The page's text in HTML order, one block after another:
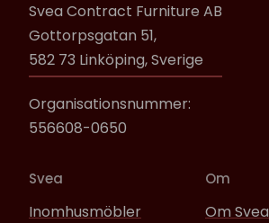
Svea Contract Furniture AB
Gottorpsgatan 51,
582 73 Linköping, Sverige
Organisationsnummer:
556608-0650
Svea
Inomhusmöbler
Om
Om Svea